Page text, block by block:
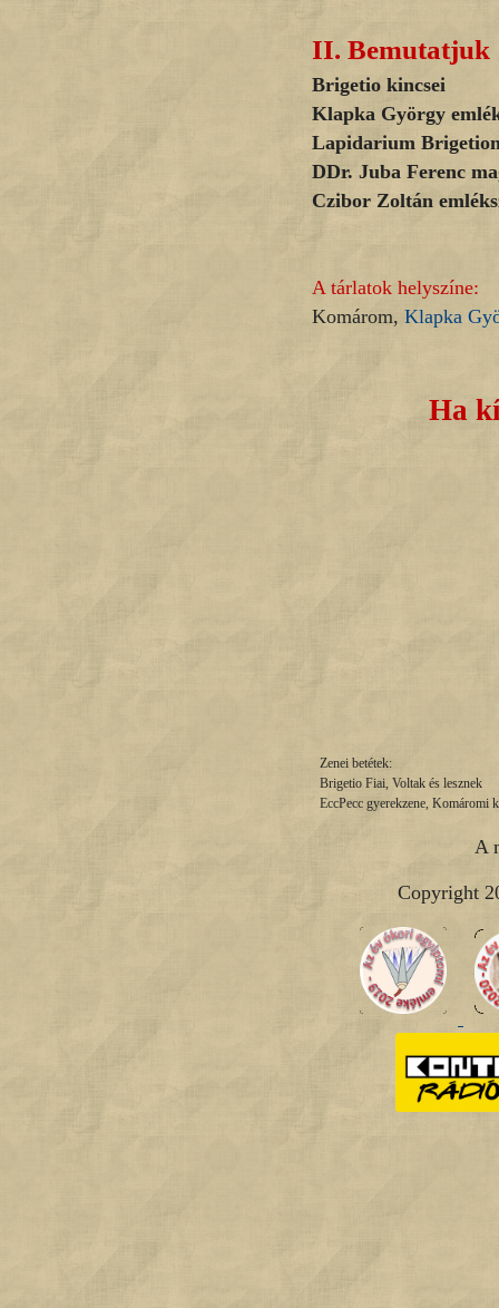
II. Bemutatjuk
Brigetio kincsei
Klapka György
Lapidarium
DDr. Juba Ferenc
Czibor Zoltán
A tárlatok helyszíne:
Komárom, Klapka
Ha
Zenei betétek:
Brigetio Fiai, Voltak és lesznek
EccPecc gyerekzene, Komáromi
A
Copyright